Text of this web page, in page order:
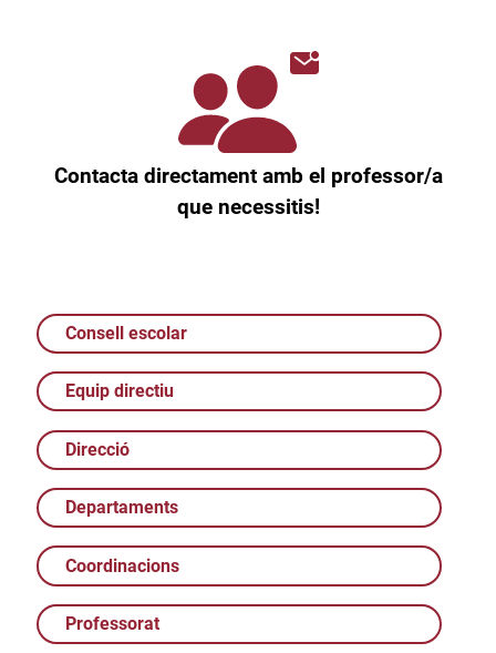
Contacta directament amb el professor/a
que necessitis!
Consell escolar
Equip directiu
Direcció
Departaments
Coordinacions
Professorat